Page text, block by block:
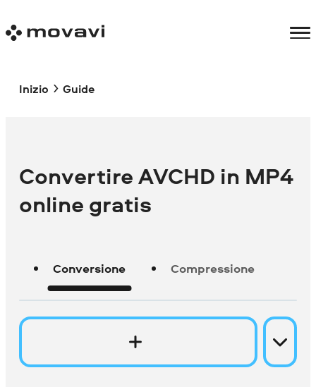
Inizio Guide
Convertire AVCHD in MP4
online gratis
Conversione Compressione